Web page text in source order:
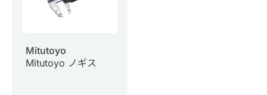
Mitutoyo
Mitutoyo ノギス